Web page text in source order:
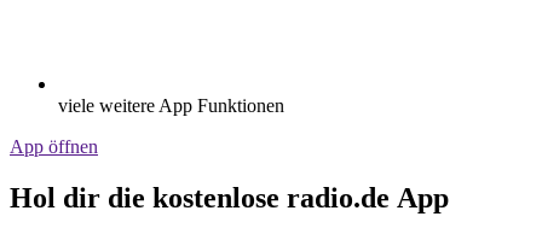
viele weitere App Funktionen
App öffnen
Hol dir die kostenlose radio.de App